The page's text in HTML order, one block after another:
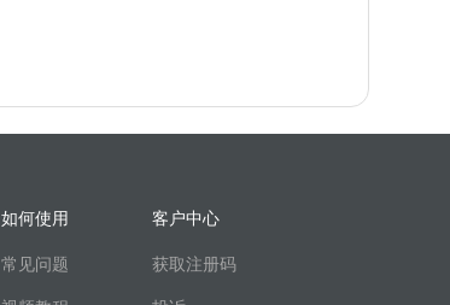
如何使用
常见问题
客户中心
获取注册码